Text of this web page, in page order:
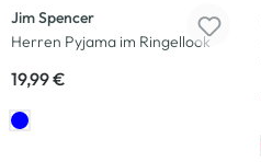
Jim Spencer
Herren Pyjama im Ringellook
19,99 €